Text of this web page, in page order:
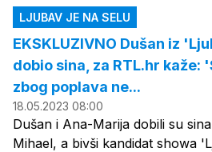
LJUBAV JE NA SELU
EKSKLUZIVNO Dušan iz
dobio sina, za RTL.hr kaže:
zbog poplava ne...
18.05.2023 08:00
Dušan i Ana-Marija dobili su
Mihael, a bivši kandidat showa